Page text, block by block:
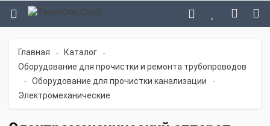
Главная - Каталог -
Оборудование для прочистки и ремонта трубопроводов
- Оборудование для прочистки канализации -
Электромеханические